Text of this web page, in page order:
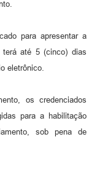
para apresentar a
terá até 5 (cinco) dias
eletrônico.
os credenciados
para a habilitação
sob pena de